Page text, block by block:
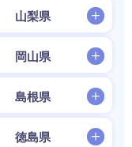
山梨県
岡山県
島根県
徳島県